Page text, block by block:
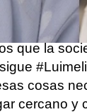
hay que
que la
cosas
cercano y